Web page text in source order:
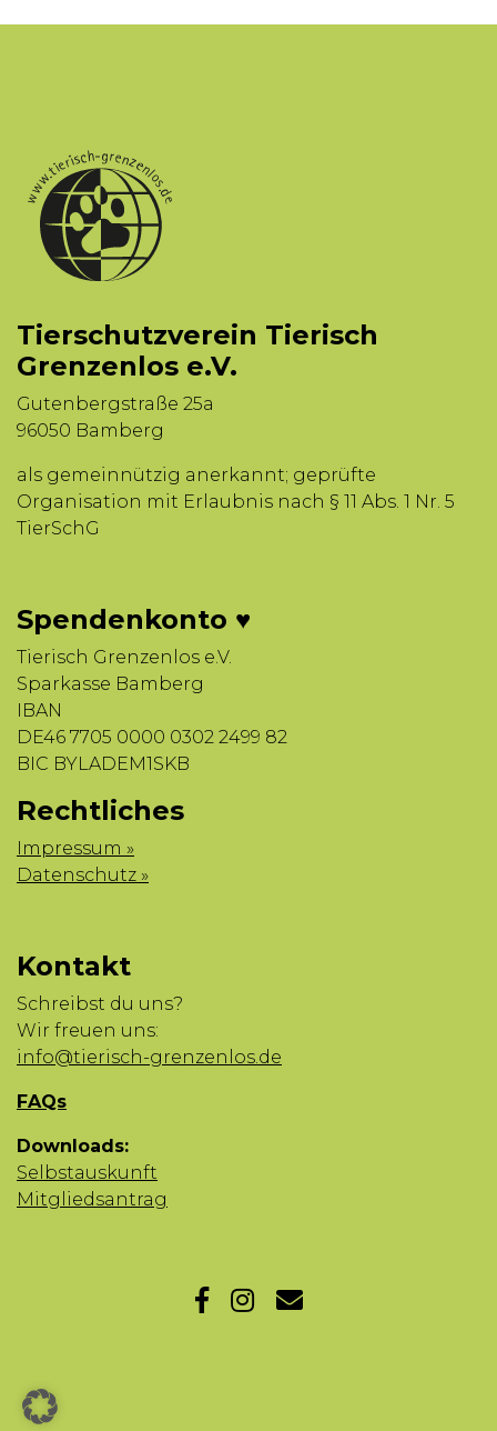
Tierschutzverein Tierisch
Grenzenlos e.V.
Gutenbergstraße 25a
96050 Bamberg
als gemeinnützig anerkannt; geprüfte
Organisation mit Erlaubnis nach § 11 Abs. 1 Nr. 5
TierSchG
Spendenkonto ♥
Tierisch Grenzenlos e.V.
Sparkasse Bamberg
IBAN
DE46 7705 0000 0302 2499 82
BIC BYLADEM1SKB
Rechtliches
Impressum »
Datenschutz »
Kontakt
Schreibst du uns?
Wir freuen uns:
info@tierisch-grenzenlos.de
FAQs
Downloads:
Selbstauskunft
Mitgliedsantrag